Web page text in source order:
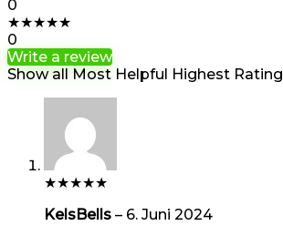
0
★★★★★
0
Write a review
Show all Most Helpful Highest Rating
★★★★★
KelsBells – 6. Juni 2024